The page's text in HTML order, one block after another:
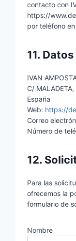
contacto con
https://
por teléfono
11.
IVAN
C/ MALADETA,
España
Web: https://
Correo
Número de
12.
Para las
ofrecemos la
formulario de
Nombre